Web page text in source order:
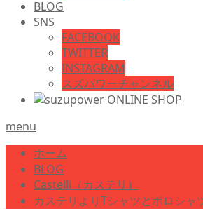
BLOG
SNS
FACEBOOK
TWITTER
INSTAGRAM
スズパワーチャンネル
menu
ホーム
BLOG
Castelli（カステリ）
カステリよりTシャツとポロシャ